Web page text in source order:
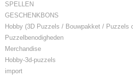
SPELLEN
GESCHENKBONS
Hobby (3D Puzzels / Bouwpakket / Puzzels
Puzzelbenodigheden
Merchandise
Hobby-3d-puzzels
import